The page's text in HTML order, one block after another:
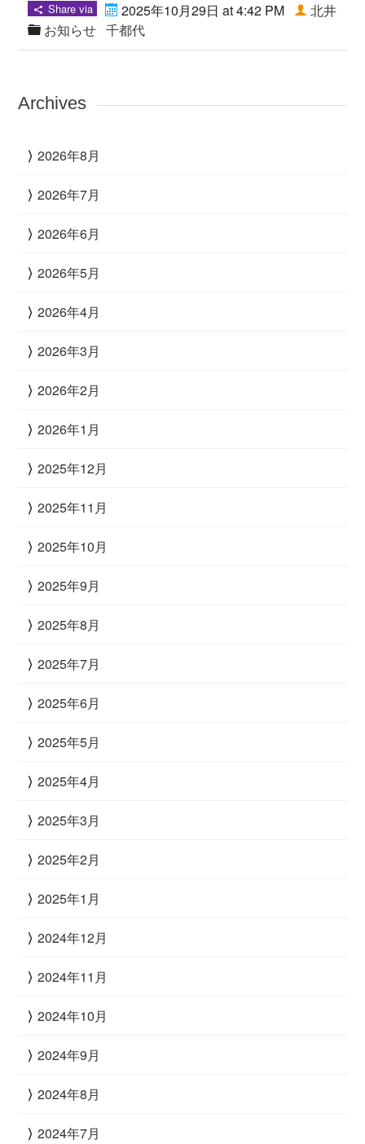
Share via
2025年10月29日 at 4:42 PM
お知らせ
北井
千都代
Archives
2026年8月
2026年7月
2026年6月
2026年5月
2026年4月
2026年3月
2026年2月
2026年1月
2025年12月
2025年11月
2025年10月
2025年9月
2025年8月
2025年7月
2025年6月
2025年5月
2025年4月
2025年3月
2025年2月
2025年1月
2024年12月
2024年11月
2024年10月
2024年9月
2024年8月
2024年7月